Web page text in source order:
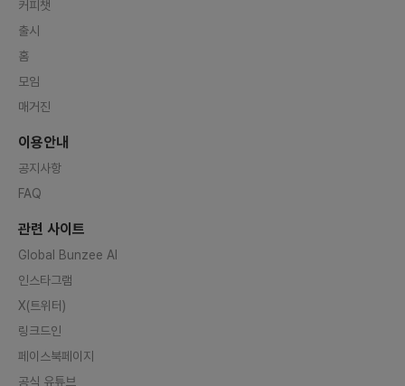
커피챗
출시
홈
모임
매거진
이용안내
공지사항
FAQ
관련 사이트
Global Bunzee AI
인스타그램
X(트위터)
링크드인
페이스북페이지
공식 유튜브